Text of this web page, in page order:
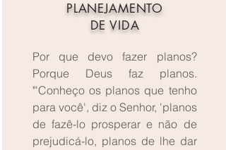
PLANEJAMENTO
DE VIDA
Por que devo fazer planos?
Porque Deus faz planos.
"'Conheço os planos que tenho
para você', diz o Senhor, 'planos
de fazê-lo prosperar e não de
prejudicá-lo, planos de lhe dar